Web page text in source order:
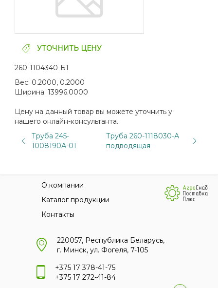
УТОЧНИТЬ ЦЕНУ
260-1104340-Б1
Вес: 0.2000, 0.2000
Ширина: 13996.0000
Цену на данный товар вы можете уточнить у
нашего онлайн-консультанта.
Труба 245-
1008190А-01
Труба 260-1118030-А
подводящая
О компании
Каталог продукции
Контакты
220057, Республика Беларусь,
г. Минск, ул. Фогеля, 7-105
+375 17 378-41-75
+375 17 272-41-84